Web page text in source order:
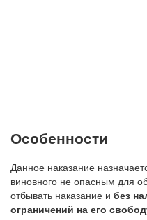
Особенности
Данное наказание
виновного не опасным для
отбывать наказание и без
ограничений на его